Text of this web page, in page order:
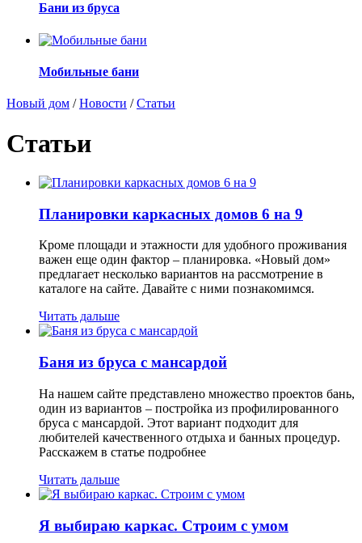
Бани из бруса
Мобильные бани
Новый дом / Новости / Статьи
Статьи
Планировки каркасных домов 6 на 9
Кроме площади и этажности для удобного проживания
важен еще один фактор – планировка. «Новый дом»
предлагает несколько вариантов на рассмотрение в
каталоге на сайте. Давайте с ними познакомимся.
Читать дальше
Баня из бруса с мансардой
На нашем сайте представлено множество проектов бань,
один из вариантов – постройка из профилированного
бруса с мансардой. Этот вариант подходит для
любителей качественного отдыха и банных процедур.
Расскажем в статье подробнее
Читать дальше
Я выбираю каркас. Строим с умом